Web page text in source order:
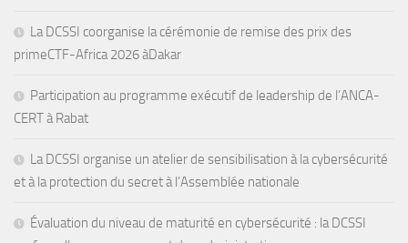
La DCSSI coorganise la cérémonie de remise des prix des
primeCTF-Africa 2026 àDakar
Participation au programme exécutif de leadership de l’ANCA-
CERT à Rabat
La DCSSI organise un atelier de sensibilisation à la cybersécurité
et à la protection du secret à l’Assemblée nationale
Évaluation du niveau de maturité en cybersécurité : la DCSSI